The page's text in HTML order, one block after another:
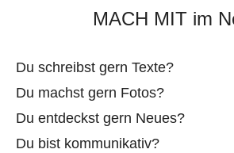
MACH MIT im
Du schreibst gern Texte?
Du machst gern Fotos?
Du entdeckst gern Neues?
Du bist kommunikativ?